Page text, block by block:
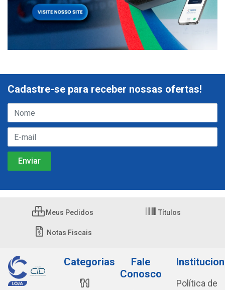
Cadastre-se para receber nossas ofertas!
Meus Pedidos Títulos
Notas Fiscais
Categorias
Fale
Conosco
Política de